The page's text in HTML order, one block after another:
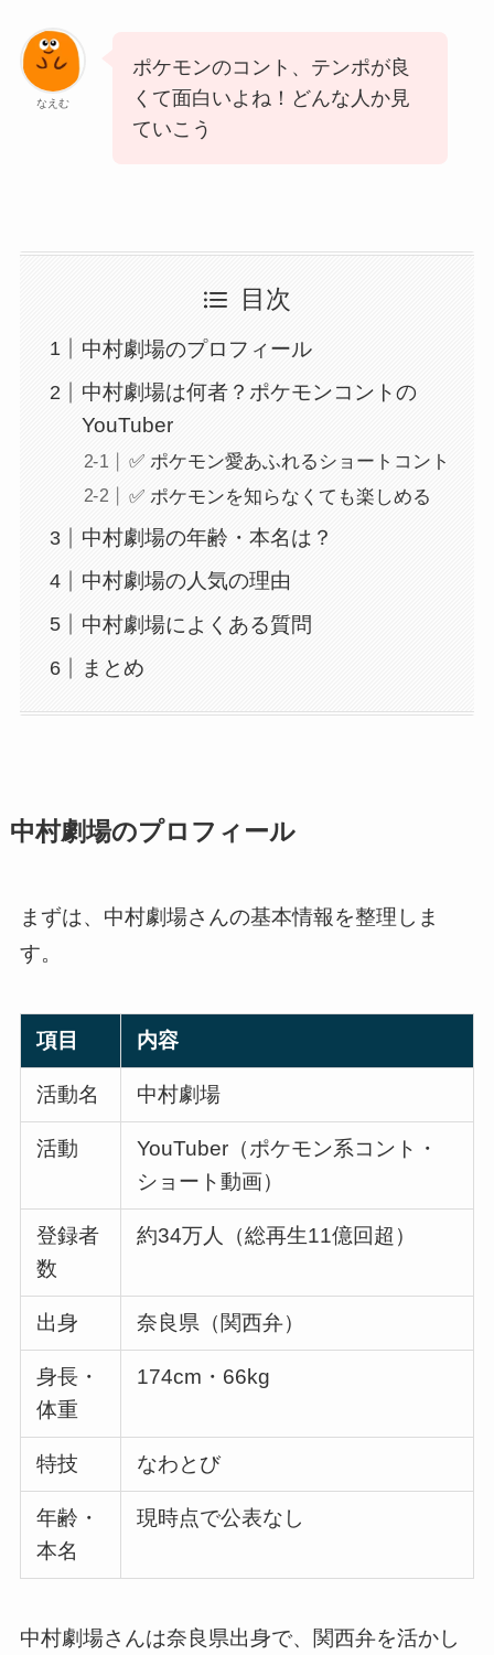
なえむ
ポケモンのコント、テンポが良
くて面白いよね！どんな人か見
ていこう
目次
中村劇場のプロフィール
中村劇場は何者？ポケモンコントの
YouTuber
✅ ポケモン愛あふれるショートコント
✅ ポケモンを知らなくても楽しめる
中村劇場の年齢・本名は？
中村劇場の人気の理由
中村劇場によくある質問
まとめ
中村劇場のプロフィール
まずは、中村劇場さんの基本情報を整理しま
す。
項目 内容
活動名 中村劇場
活動
YouTuber（ポケモン系コント・
ショート動画）
登録者
数
約34万人（総再生11億回超）
出身 奈良県（関西弁）
身長・
体重
174cm・66kg
特技 なわとび
年齢・
本名
現時点で公表なし
中村劇場さんは奈良県出身で、関西弁を活かし